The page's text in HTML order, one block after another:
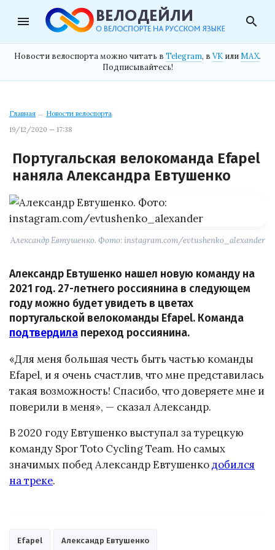
menu search
Новости велоспорта можно читать в Telegram, в VK илиMAX.
Подписывайтесь!
Главная → Новости велоспорта
19/12/2020 — 17:38
Португальская велокоманда Efapel
наняла Александра Евтушенко
Александр Евтушенко. Фото: instagram.com/evtushenko_alexander
Александр Евтушенко нашел новую команду на
2021 год. 27-летнего россиянина в следующем
году можно будет увидеть в цветах
португальской велокоманды Efapel. Команда
подтвердила переход россиянина.
«Для меня большая честь быть частью команды
Efapel, и я очень счастлив, что мне представилась
такая возможность! Спасибо, что доверяете мне и
поверили в меня», — сказал Александр.
В 2020 году Евтушенко выступал за турецкую
команду Spor Toto Cycling Team. Но самых
значимых побед Александр Евтушенкодобился
на треке.
Efapel Александр Евтушенко